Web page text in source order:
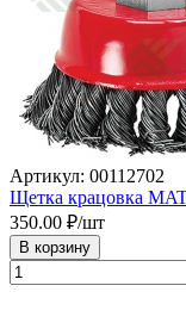
Артикул: 00112702
Щетка крацовка
350.00 ₽/шт
В корзину